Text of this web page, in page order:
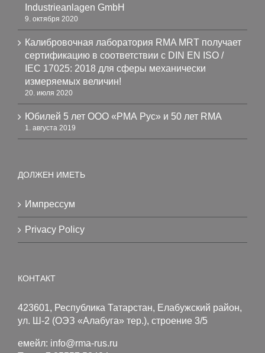
Industrieanlagen GmbH
9. октября 2020
Калибровочная лаборатория RMA MRT получает
сертификацию в соответствии с DIN EN ISO /
IEC 17025: 2018 для сферы механически
измеряемых величин!
20. июля 2020
Юбилей 5 лет ООО «РМА Рус» и 50 лет RMA
1. августа 2019
ДОЛЖЕН ИМЕТЬ
Импрессум
Privacy Policy
КОНТАКТ
423601, Республика Татарстан, Елабужский район,
ул. Ш-2 (ОЭЗ «Алабуга» тер.), строение 3/5
емейл: info@rma-rus.ru